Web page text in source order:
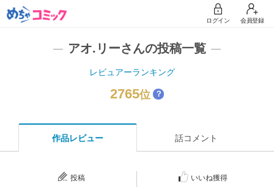
ログイン 会員登録
アオ.リーさんの投稿一覧
レビュアーランキング
2765位 ？
作品レビュー 話コメント
投稿 いいね獲得